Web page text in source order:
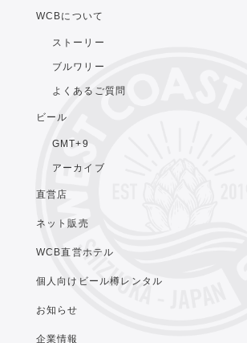
WCBについて
ストーリー
ブルワリー
よくあるご質問
ビール
GMT+9
アーカイブ
直営店
ネット販売
WCB直営ホテル
個人向けビール樽レンタル
お知らせ
企業情報